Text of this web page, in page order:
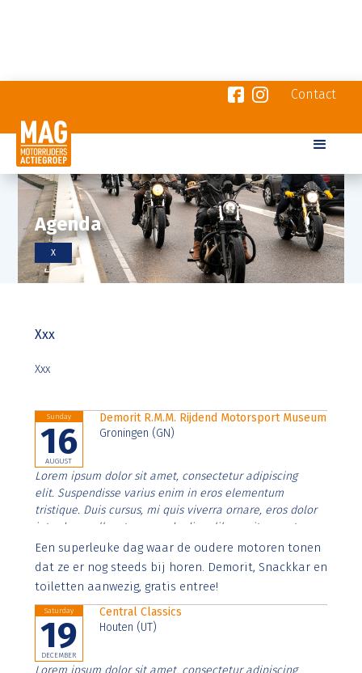
Contact
Agenda
X
Xxx
Xxx
Sunday
16
AUGUST
Demorit R.M.M. Rijdend Motorsport Museum
Groningen (GN)
Lorem ipsum dolor sit amet, consectetur adipiscing
elit. Suspendisse varius enim in eros elementum
tristique. Duis cursus, mi quis viverra ornare, eros dolor
interdum nulla, ut commodo diam libero vitae erat.
Aenean faucibus nibh et justo cursus id rutrum lorem
imperdiet. Nunc ut sem vitae risus tristique posuere.
Een superleuke dag waar de oudere motoren tonen
dat ze er nog steeds bij horen. Demorit, Snackkar en
toiletten aanwezig, gratis entree!
Saturday
19
DECEMBER
Central Classics
Houten (UT)
Lorem ipsum dolor sit amet, consectetur adipiscing